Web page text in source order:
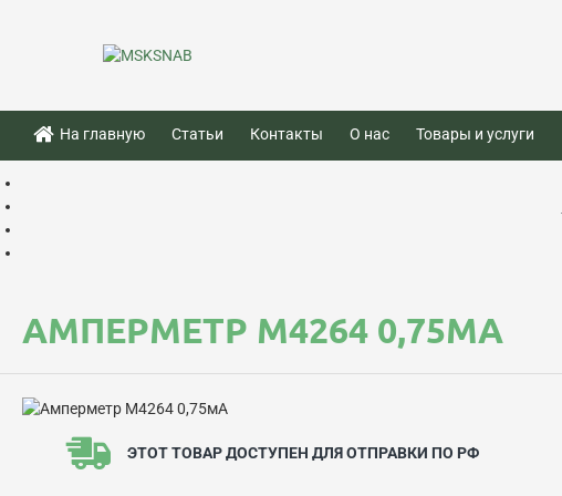
На главную Статьи Контакты О нас Товары и услуги
АМПЕРМЕТР М4264 0,75МА
ЭТОТ ТОВАР ДОСТУПЕН ДЛЯ ОТПРАВКИ ПО РФ